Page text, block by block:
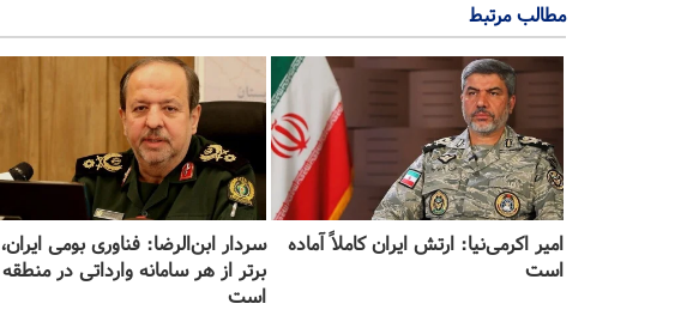
مطالب مرتبط
امیر اکرمی‌نیا: ارتش ایران کاملاً آماده
است
سردار ابن‌الرضا: فناوری بومی ایران،
برتر از هر سامانه وارداتی در منطقه
است